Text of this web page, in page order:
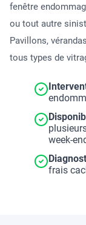
fenêtre
ou tout autre
Pavillons,
tous types de
week-
frais